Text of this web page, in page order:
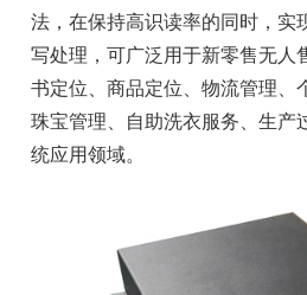
法，在保持高识读率的同时，实
写处理，可广泛用于新零售无人
书定位、商品定位、物流管理、
珠宝管理、自助洗衣服务、生产
统应用领域。